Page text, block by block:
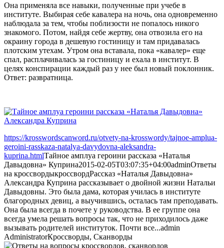
Она применяла все навыки, полученные при учебе в
институте. Выбирая себе кавалера на ночь, она одновременно
наблюдала за тем, чтобы поблизости не попалось никого
знакомого. Потом, найдя себе жертву, она отвозила его на
окраину города в дешевую гостиницу и там придавалась
плотским утехам. Утром она вставала, пока «кавалер» еще
спал, расплачивалась за гостиницу и ехала в институт. В
целях конспирации каждый раз у нее был новый поклонник.
Ответ: развратница.
https://krosswordscanword.ru/otvety-na-krosswordy/tajnoe-amplua-
geroini-rasskaza-natalya-davydovna-aleksandra-
kuprina.htmlТайное амплуа героини рассказа «Наталья
Давыдовна» Куприна2015-02-05T03:07:35+04:00adminОтветы
на кроссвордыкроссвордРассказ «Наталья Давыдовна»
Александра Куприна рассказывает о двойной жизни Натальи
Давыдовны. Это была дама, которая училась в институте
благородных девиц, а выучившись, осталась там преподавать.
Она была всегда в почете у руководства. В ее группе она
всегда умела решать вопросы так, что не приходилось даже
вызывать родителей институток. Почти все...admin
AdministratorКроссворды, Сканворды